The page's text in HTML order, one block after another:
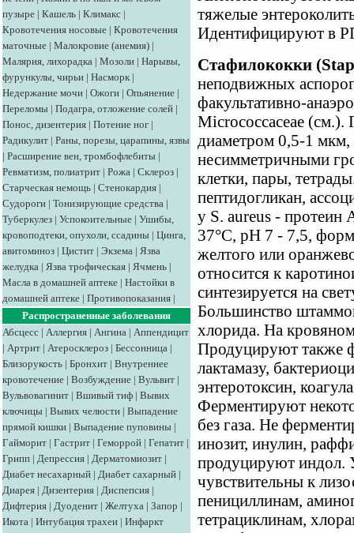
пузыре | Кашель | Климакс |
Кровотечения носовые | Кровотечения
маточные | Малокровие (анемия) |
Малярия, лихорадка | Мозоли | Нарывы,
фурункулы, чирьи | Насморк |
Недержание мочи | Ожоги | Опьянение |
Переломы | Подагра, отложение солей |
Понос, дизентерия | Потение ног |
Радикулит | Раны, порезы, царапины, язвы
| Расширение вен, тромбофлебиты |
Ревматизм, полиатрит | Рожа | Склероз |
Старческая немощь | Стенокардия |
Судороги | Тонизирующие средства |
Туберкулез | Успокоительные | Ушибы,
кровоподтеки, опухоли, ссадины | Цинга,
авитоминоз | Цистит | Экзема | Язва
желудка | Язва трофическая | Ячмень |
Масла в домашней аптеке | Настойки в
домашней аптеке | Противопоказания |
Распространенные заболевания
Абсцесс | Аллергия | Ангина | Аппендицит
| Артрит | Атеросклероз | Бессонница |
Близорукость | Бронхит | Внутреннее
кровотечение | Возбуждение | Вульвит |
Вульвовагинит | Вшивый тиф | Вывих
ключицы | Вывих челюсти | Выпадение
прямой кишки | Выпадение пуповины |
Гайморит | Гастрит | Геморрой | Гепатит |
Грипп | Депрессия | Дерматомиозит |
Диабет несахарный | Диабет сахарный |
Диарея | Дизентерия | Диспепсия |
Дифтерия | Дуоденит | Желтуха | Запор |
Икота | Интубация трахеи | Инфаркт
тяжелые
Идентифицируют в
Стафилококки
неподвижных
факультативно-
Micrococcaceae
диаметром 0,5-1 мкм,
несимметричными
клетки, пары,
пептидогликан,
у S. aureus - протеин
37°С, рН 7 - 7,5,
желтого или
относится к
синтезируется на
Большинство
хлорида. На
Продуцируют также
лактамазу,
энтеротоксин,
Ферментируют
без газа. Не
инозит, инулин,
продуцируют индол.
чувствительны к
пенициллинам,
тетрациклинам,